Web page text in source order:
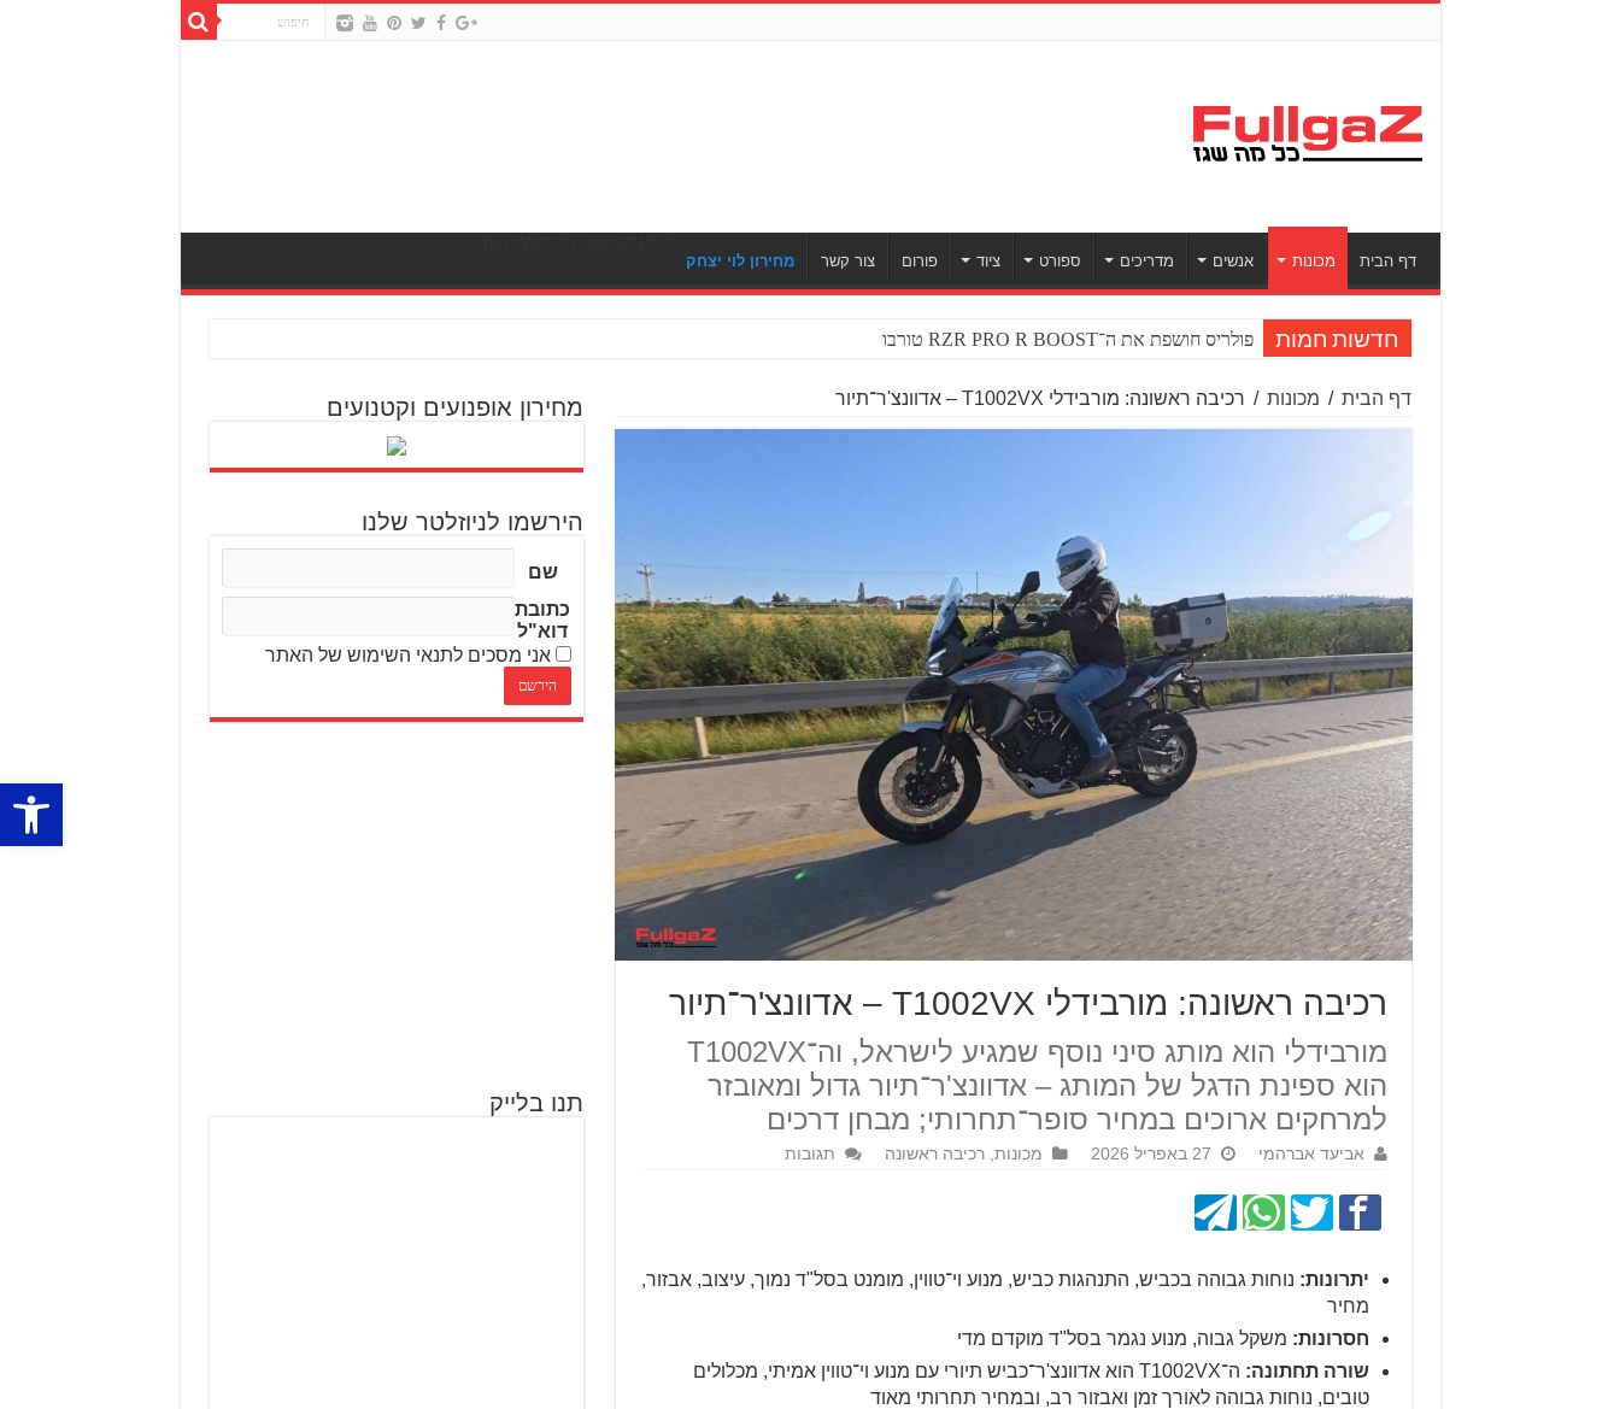
פתח
דף הבית מכונות אנשים מדריכים ספורט ציוד פורום צור קשר מחירון לוי יצחק
חדשות חמות פולריס חושפת את ה־RZR PRO R BOOST טורבו
דף הבית / מכונות / רכיבה ראשונה: מורבידלי T1002VX – אדוונצ'ר־תיור
רכיבה ראשונה: מורבידלי T1002VX – אדוונצ'ר־תיור
מורבידלי הוא מותג סיני נוסף שמגיע לישראל, וה־T1002VX
הוא ספינת הדגל של המותג – אדוונצ'ר־תיור גדול ומאובזר
למרחקים ארוכים במחיר סופר־תחרותי; מבחן דרכים
אביעד אברהמי 27 באפריל 2026 מכונות ,רכיבה ראשונה תגובות
יתרונות: נוחות גבוהה בכביש, התנהגות כביש, מנוע וי־טווין, מומנט בסל"ד נמוך, עיצוב, אבזור,
מחיר
חסרונות: משקל גבוה, מנוע נגמר בסל"ד מוקדם מדי
שורה תחתונה:
ה־T1002VX הוא אדוונצ'ר־כביש תיורי עם מנוע וי־טווין אמיתי, מכלולים
טובים, נוחות גבוהה לאורך זמן ואבזור רב, ובמחיר תחרותי מאוד
מחירון אופנועים וקטנועים
הירשמו לניוזלטר שלנו
שם
כתובת
דוא"ל
אני מסכים לתנאי השימוש של האתר
תנו בלייק